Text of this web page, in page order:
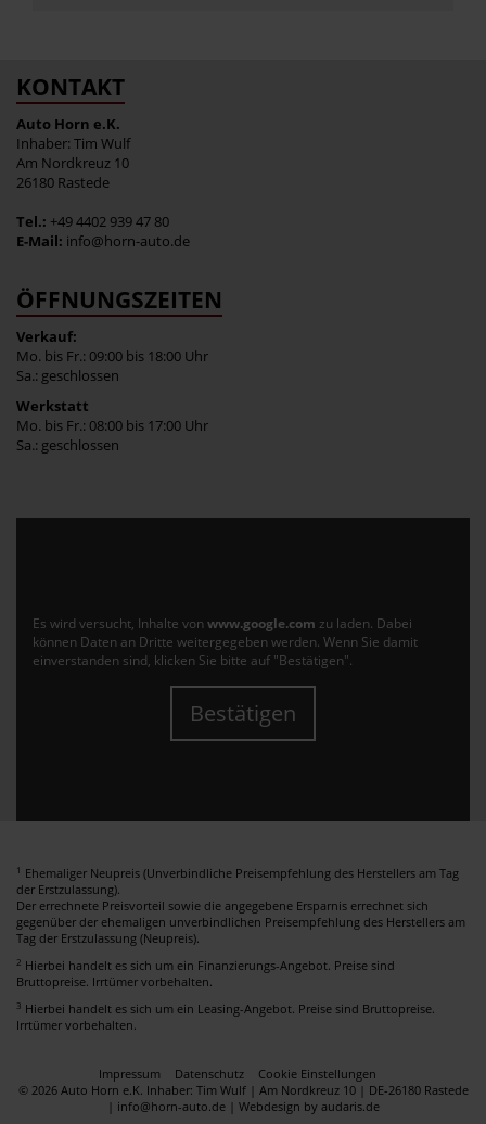
KONTAKT
Auto Horn e.K.
Inhaber: Tim Wulf
Am Nordkreuz 10
26180 Rastede
Tel.: +49 4402 939 47 80
E-Mail: info@horn-auto.de
ÖFFNUNGSZEITEN
Verkauf:
Mo. bis Fr.: 09:00 bis 18:00 Uhr
Sa.: geschlossen
Werkstatt
Mo. bis Fr.: 08:00 bis 17:00 Uhr
Sa.: geschlossen
Es wird versucht, Inhalte von www.google.com zu laden. Dabei
können Daten an Dritte weitergegeben werden. Wenn Sie damit
einverstanden sind, klicken Sie bitte auf "Bestätigen".
Bestätigen
1 Ehemaliger Neupreis (Unverbindliche Preisempfehlung des Herstellers am Tag
der Erstzulassung).
Der errechnete Preisvorteil sowie die angegebene Ersparnis errechnet sich
gegenüber der ehemaligen unverbindlichen Preisempfehlung des Herstellers am
Tag der Erstzulassung (Neupreis).
2 Hierbei handelt es sich um ein Finanzierungs-Angebot. Preise sind
Bruttopreise. Irrtümer vorbehalten.
3 Hierbei handelt es sich um ein Leasing-Angebot. Preise sind Bruttopreise.
Irrtümer vorbehalten.
Impressum Datenschutz
Cookie Einstellungen
© 2026 Auto Horn e.K. Inhaber: Tim Wulf | Am Nordkreuz 10 | DE-26180 Rastede
| info@horn-auto.de | Webdesign by audaris.de